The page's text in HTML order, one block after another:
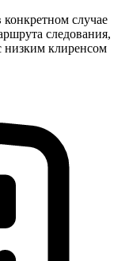
случае
следования,
низким клиренсом